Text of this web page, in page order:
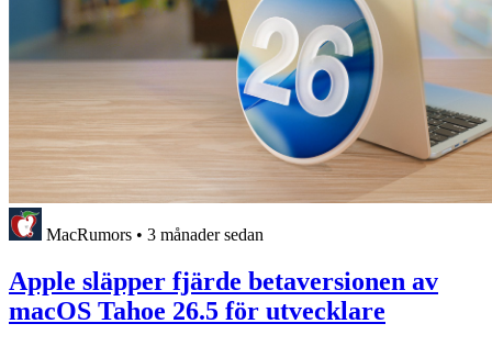
MacRumors • 3 månader sedan
Apple släpper fjärde betaversionen av
macOS Tahoe 26.5 för utvecklare